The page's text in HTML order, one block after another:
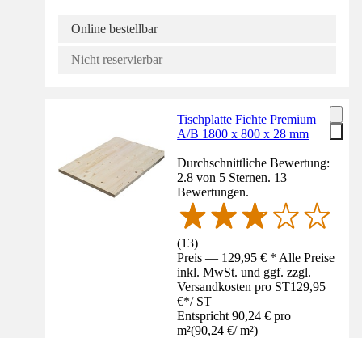
Online bestellbar
Nicht reservierbar
Tischplatte Fichte Premium
A/B 1800 x 800 x 28 mm
Durchschnittliche Bewertung:
2.8 von 5 Sternen. 13
Bewertungen.
(13)
Preis — 129,95 € * Alle Preise
inkl. MwSt. und ggf. zzgl.
Versandkosten pro ST129,95
€*/ ST
Entspricht 90,24 € pro
m²(90,24 €/ m²)